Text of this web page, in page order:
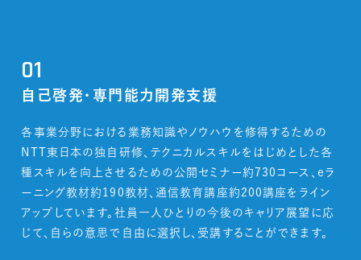
01
自己啓発・専門能力開発支援
各事業分野における業務知識やノウハウを修得するための
NTT東日本の独自研修、テクニカルスキルをはじめとした各
種スキルを向上させるための公開セミナー約730コース、eラ
ーニング教材約190教材、通信教育講座約200講座をライン
アップしています。社員一人ひとりの今後のキャリア展望に応
じて、自らの意思で自由に選択し、受講することができます。